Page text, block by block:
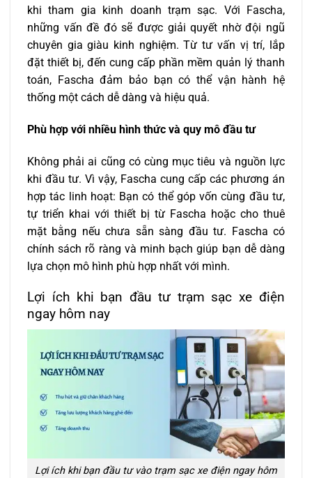
khi tham gia kinh doanh trạm sạc. Với Fascha,
những vấn đề đó sẽ được giải quyết nhờ đội ngũ
chuyên gia giàu kinh nghiệm. Từ tư vấn vị trí, lắp
đặt thiết bị, đến cung cấp phần mềm quản lý thanh
toán, Fascha đảm bảo bạn có thể vận hành hệ
thống một cách dễ dàng và hiệu quả.
Phù hợp với nhiều hình thức và quy mô đầu tư
Không phải ai cũng có cùng mục tiêu và nguồn lực
khi đầu tư. Vì vậy, Fascha cung cấp các phương án
hợp tác linh hoạt: Bạn có thể góp vốn cùng đầu tư,
tự triển khai với thiết bị từ Fascha hoặc cho thuê
mặt bằng nếu chưa sẵn sàng đầu tư. Fascha có
chính sách rõ ràng và minh bạch giúp bạn dễ dàng
lựa chọn mô hình phù hợp nhất với mình.
Lợi ích khi bạn đầu tư trạm sạc xe điện
ngay hôm nay
Lợi ích khi bạn đầu tư vào trạm sạc xe điện ngay hôm